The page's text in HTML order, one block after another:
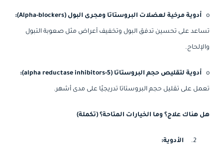
o أدوية مرخية لعضلات البروستاتا ومجرى البول (Alpha-blockers):
تساعد على تحسين تدفق البول وتخفيف أعراض مثل صعوبة التبول
والإلحاح.
o أدوية لتقليص حجم البروستاتا (5-alpha reductase inhibitors):
تعمل على تقليل حجم البروستاتا تدريجيًا على مدى أشهر.
هل هناك علاج؟ وما الخيارات المتاحة؟ (تكملة)
الأدوية: